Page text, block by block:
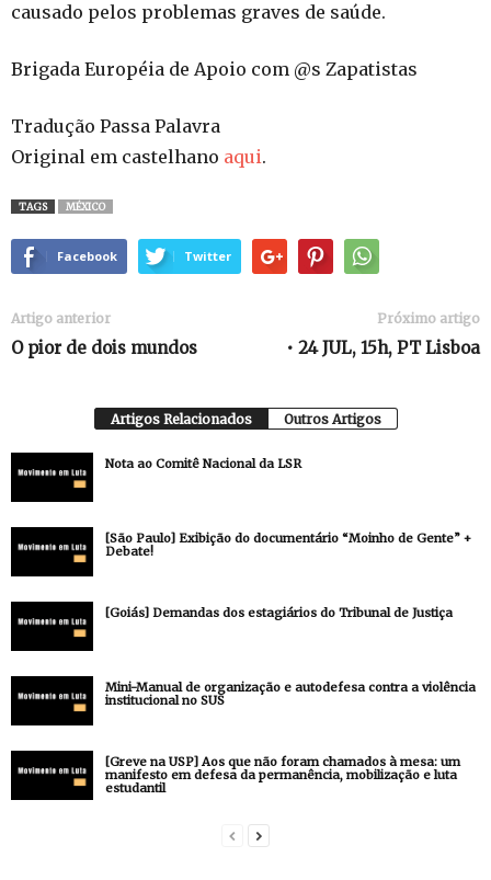
causado pelos problemas graves de saúde.
Brigada Européia de Apoio com @s Zapatistas
Tradução Passa Palavra
Original em castelhano aqui.
TAGS MÉXICO
Facebook Twitter
Artigo anterior
O pior de dois mundos
Próximo artigo
• 24 JUL, 15h, PT Lisboa
Artigos Relacionados Outros Artigos
Nota ao Comitê Nacional da LSR
[São Paulo] Exibição do documentário “Moinho de Gente” +
Debate!
[Goiás] Demandas dos estagiários do Tribunal de Justiça
Mini-Manual de organização e autodefesa contra a violência
institucional no SUS
[Greve na USP] Aos que não foram chamados à mesa: um
manifesto em defesa da permanência, mobilização e luta
estudantil